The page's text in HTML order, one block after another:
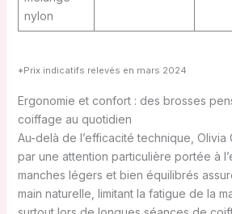
nylon
*Prix indicatifs relevés en mars 2024
Ergonomie et confort : des brosses
coiffage au quotidien
Au-delà de l’efficacité technique, Olivia
par une attention particulière portée à
manches légers et bien équilibrés
main naturelle, limitant la fatigue de la